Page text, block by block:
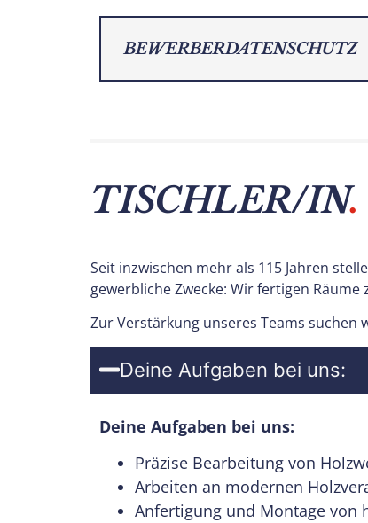
BEWERBERDATENSCHUTZ
TISCHLER/IN.
Seit inzwischen mehr als 115 Jahren
gewerbliche Zwecke: Wir fertigen
Zur Verstärkung unseres Teams
Deine Aufgaben bei uns:
Deine Aufgaben bei uns:
Präzise Bearbeitung von
Arbeiten an modernen
Anfertigung und Montage von